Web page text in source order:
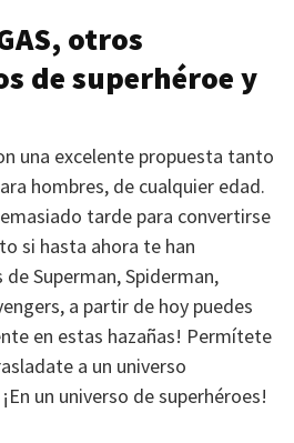
, otros
de superhéroe y
una excelente propuesta tanto
hombres, de cualquier edad.
tarde para convertirse
si hasta ahora te han
Superman, Spiderman,
a partir de hoy puedes
en estas hazañas! Permítete
a un universo
un universo de superhéroes!